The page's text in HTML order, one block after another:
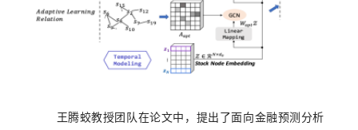
王腾蛟教授团队在论文中，提出了面向金融预测分析